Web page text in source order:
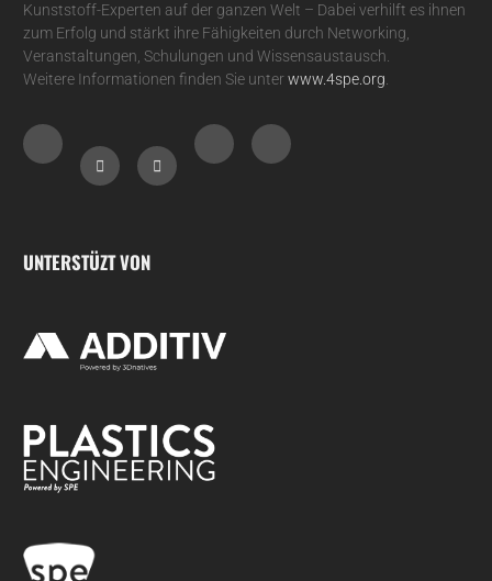
Kunststoff-Experten auf der ganzen Welt – Dabei verhilft es ihnen
zum Erfolg und stärkt ihre Fähigkeiten durch Networking,
Veranstaltungen, Schulungen und Wissensaustausch.
Weitere Informationen finden Sie unterwww.4spe.org.
UNTERSTÜZT VON